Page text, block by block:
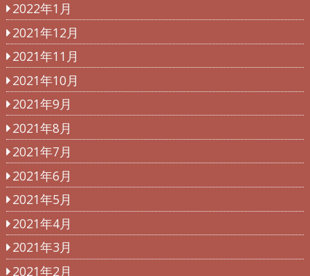
2022年1月
2021年12月
2021年11月
2021年10月
2021年9月
2021年8月
2021年7月
2021年6月
2021年5月
2021年4月
2021年3月
2021年2月